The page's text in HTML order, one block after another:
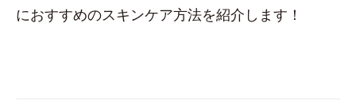
におすすめのスキンケア方法を紹介します！